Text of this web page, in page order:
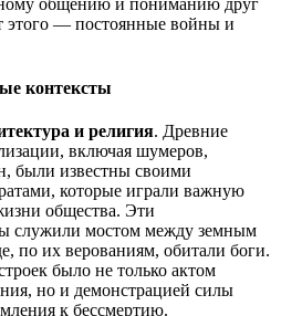
общению и пониманию друг
этого — постоянные войны и
контексты
и религия. Древние
включая шумеров,
были известны своими
которые играли важную
общества. Эти
служили мостом между земным
по их верованиям, обитали боги.
было не только актом
но и демонстрацией силы
к бессмертию.